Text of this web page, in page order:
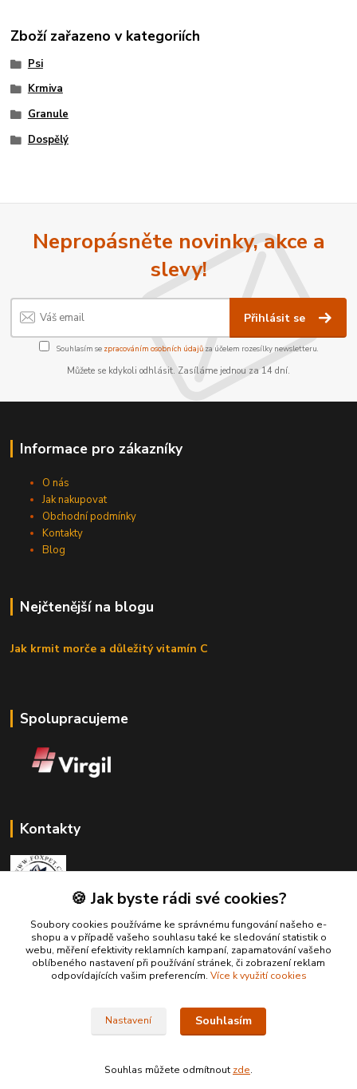
Zboží zařazeno v kategoriích
Psi
Krmiva
Granule
Dospělý
Nepropásněte novinky, akce a
slevy!
Přihlásit se
Souhlasím se zpracováním osobních údajůza účelem rozesílky newsletteru.
Můžete se kdykoli odhlásit. Zasíláme jednou za 14 dní.
Informace pro zákazníky
O nás
Jak nakupovat
Obchodní podmínky
Kontakty
Blog
Nejčtenější na blogu
Jak krmit morče a důležitý vitamín C
Spolupracujeme
Kontakty
Zákaznická podpora Fox Pet
+420731765216
(Po-Pá, 10-14 hod.)
🍪 Jak byste rádi své cookies?
Soubory cookies používáme ke správnému fungování našeho e-
shopu a v případě vašeho souhlasu také ke sledování statistik o
webu, měření efektivity reklamních kampaní, zapamatování vašeho
oblíbeného nastavení při používání stránek, či zobrazení reklam
odpovídajících vašim preferencím. Více k využití cookies
Nastavení Souhlasím
Souhlas můžete odmítnout zde.